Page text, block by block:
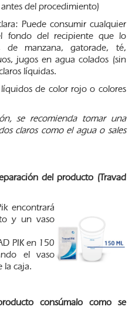
antes del procedimiento)
Puede consumir cualquier
fondo del recipiente que lo
de manzana, gatorade, té,
jugos en agua colados (sin
líquidas.
de color rojo o colores
se recomienda tomar una
claros como el agua o sales
del producto (Travad
encontrará
y un vaso
PIK en 150
el vaso
la caja.
consúmalo como se